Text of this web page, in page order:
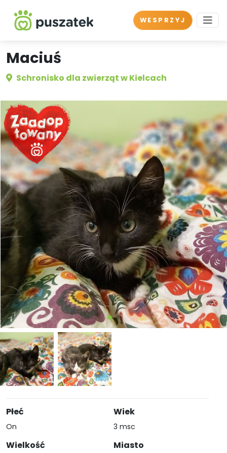
WESPRZYJ
Maciuś
Schronisko dla zwierząt w Kielcach
Płeć
On
Wielkość
Wiek
3 msc
Miasto